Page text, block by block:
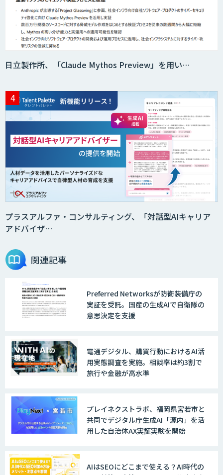
日立製作所、「Claude Mythos Preview」を用い…
プラスアルファ・コンサルティング、「対話型AIキャリア
アドバイザ…
関連記事
Preferred Networksが防衛装備庁の
実証を受託。国産の生成AIで自衛隊の
意思決定を支援
電通デジタル、購買行動におけるAI活
用実態調査を実施。相談率は約3割で
旅行や金融が高水準
プレイネクストラボ、福岡県宮若市と
共同でデジタル庁生成AI「源内」を活
用した自治体AX実証実験を開始
AIはSEOにどこまで使える？AI時代の